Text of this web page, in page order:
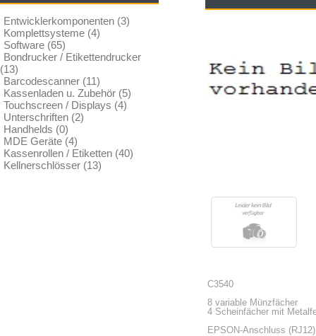
Entwicklerkomponenten (3)
Komplettsysteme (4)
Software (65)
Bondrucker / Etikettendrucker
(13)
Barcodescanner (11)
Kassenladen u. Zubehör (5)
Touchscreen / Displays (4)
Unterschriften (2)
Handhelds (0)
MDE Geräte (4)
Kassenrollen / Etiketten (40)
Kellnerschlösser (13)
C3540
8 variable Münzfächer
4 Scheinfächer mit
EPSON-Anschluss (RJ12)